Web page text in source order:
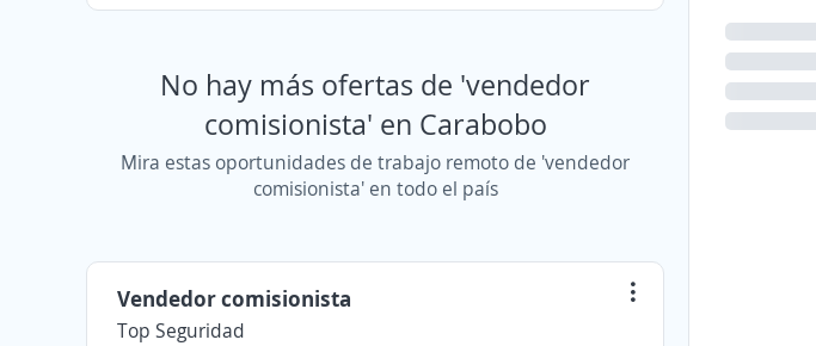
No hay más ofertas de 'vendedor
comisionista' en Carabobo
Mira estas oportunidades de trabajo remoto de 'vendedor
comisionista' en todo el país
Vendedor comisionista
Top Seguridad